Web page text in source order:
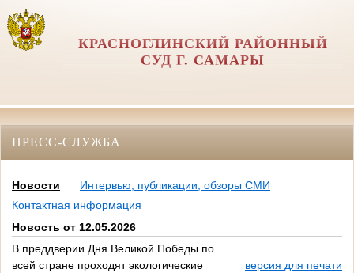
КРАСНОГЛИНСКИЙ РАЙОННЫЙ
СУД Г. САМАРЫ
ПРЕСС-СЛУЖБА
Новости
Интервью, публикации, обзоры СМИ
Контактная информация
Новость от 12.05.2026
В преддверии Дня Великой Победы по
всей стране проходят экологические
версия для печати